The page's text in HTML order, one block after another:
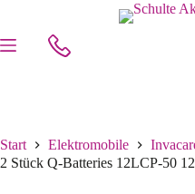
Start Elektromobile
2 Stück Q-Batteries 12LCP-50